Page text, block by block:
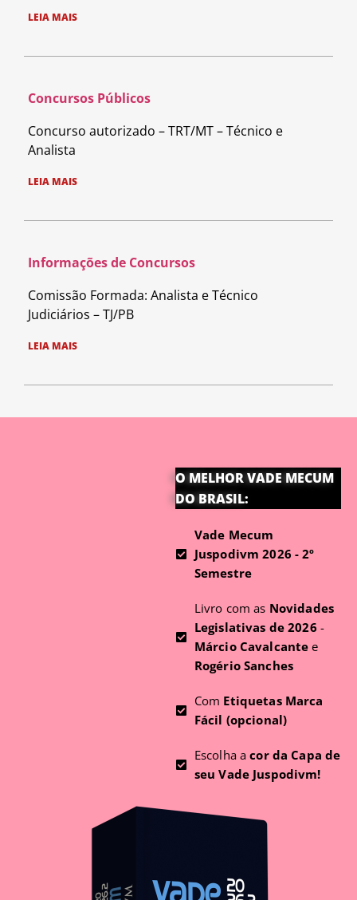
LEIA MAIS
Concursos Públicos
Concurso autorizado – TRT/MT – Técnico e
Analista
LEIA MAIS
Informações de Concursos
Comissão Formada: Analista e Técnico
Judiciários – TJ/PB
LEIA MAIS
O MELHOR VADE MECUM
DO BRASIL:
Vade Mecum
Juspodivm 2026 - 2º
Semestre
Livro com as Novidades
Legislativas de 2026 -
Márcio Cavalcante e
Rogério Sanches
Com Etiquetas Marca
Fácil (opcional)
Escolha acor da Capa de
seu Vade Juspodivm!